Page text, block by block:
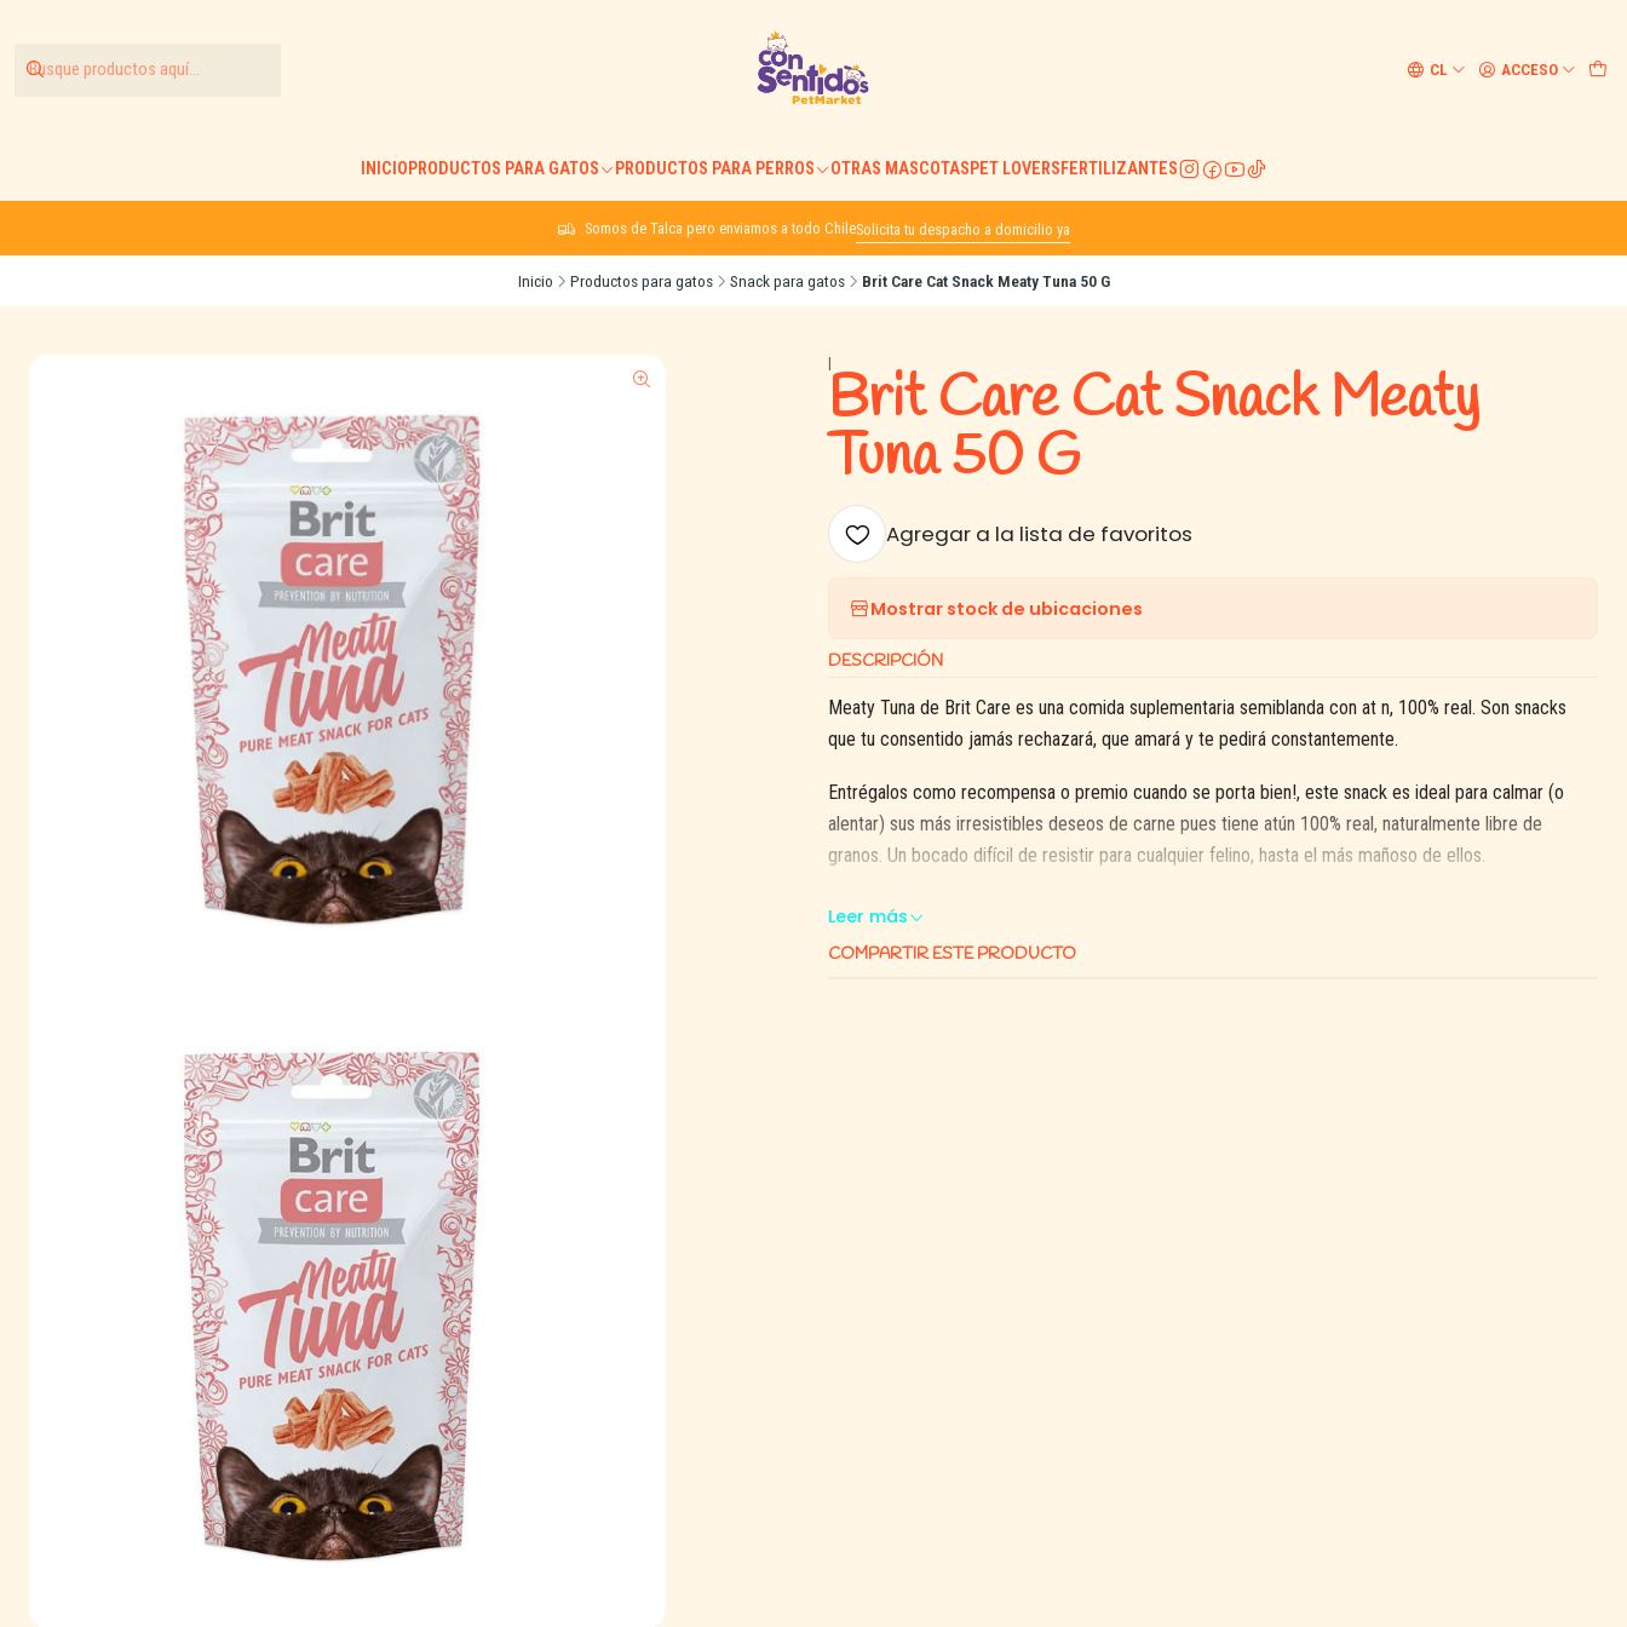
CL ACCESO
INICIOPRODUCTOS PARA GATOS PRODUCTOS PARA PERROS OTRAS MASCOTASPET LOVERSFERTILIZANTES
Somos de Talca pero enviamos a todo ChileSolicita tu despacho a domicilio ya
Inicio Productos para gatos Snack para gatos Brit Care Cat Snack Meaty Tuna 50 G
|Brit Care Cat Snack Meaty
Tuna 50 G
Agregar a la lista de favoritos
Mostrar stock de ubicaciones
DESCRIPCIÓN
Meaty Tuna de Brit Care es una comida suplementaria semiblanda con at n, 100% real. Son snacks
que tu consentido jamás rechazará, que amará y te pedirá constantemente.
Entrégalos como recompensa o premio cuando se porta bien!, este snack es ideal para calmar (o
alentar) sus más irresistibles deseos de carne pues tiene atún 100% real, naturalmente libre de
granos. Un bocado difí­cil de resistir para cualquier felino, hasta el más mañoso de ellos.
Leer más
COMPARTIR ESTE PRODUCTO